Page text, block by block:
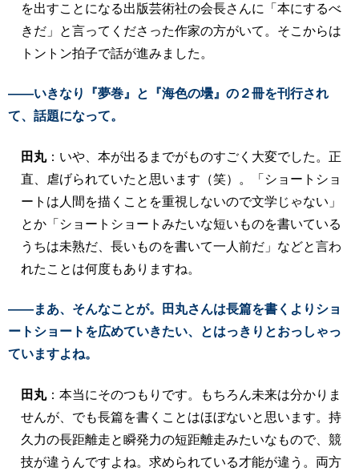
を出すことになる出版芸術社の会長さんに「本にするべ
きだ」と言ってくださった作家の方がいて。そこからは
トントン拍子で話が進みました。
――いきなり『夢巻』と『海色の壜』の２冊を刊行され
て、話題になって。
田丸：いや、本が出るまでがものすごく大変でした。正
直、虐げられていたと思います（笑）。「ショートショ
ートは人間を描くことを重視しないので文学じゃない」
とか「ショートショートみたいな短いものを書いている
うちは未熟だ、長いものを書いて一人前だ」などと言わ
れたことは何度もありますね。
――まあ、そんなことが。田丸さんは長篇を書くよりショ
ートショートを広めていきたい、とはっきりとおっしゃっ
ていますよね。
田丸：本当にそのつもりです。もちろん未来は分かりま
せんが、でも長篇を書くことはほぼないと思います。持
久力の長距離走と瞬発力の短距離走みたいなもので、競
技が違うんですよね。求められている才能が違う。両方